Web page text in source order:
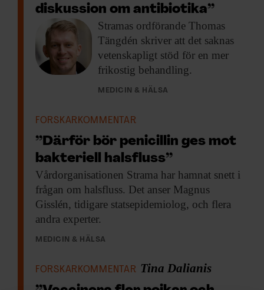
diskussion om antibiotika”
Stramas ordförande Thomas
Tängdén skriver att det saknas
vetenskapligt stöd för en mer
frikostig behandling.
MEDICIN & HÄLSA
FORSKARKOMMENTAR
”Därför bör penicillin ges mot
bakteriell halsfluss”
Vårdorganisationen Strama har hamnat snett i
frågan om halsfluss. Det anser Magnus
Gisslén, tidigare statsepidemiolog, och flera
andra experter.
MEDICIN & HÄLSA
FORSKARKOMMENTAR Tina Dalianis